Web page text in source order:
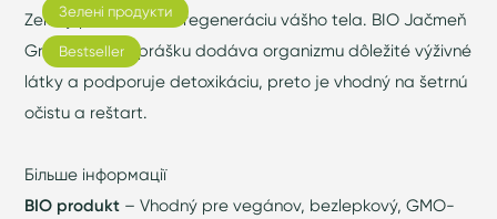
Zelený pomocník na regeneráciu vášho tela. BIO Jačmeň
Green Ways v prášku dodáva organizmu dôležité výživné
látky a podporuje detoxikáciu, preto je vhodný na šetrnú
očistu a reštart.
Більше інформації
BIO produkt – Vhodný pre vegánov, bezlepkový, GMO-
Зелені продукти
Bestseller